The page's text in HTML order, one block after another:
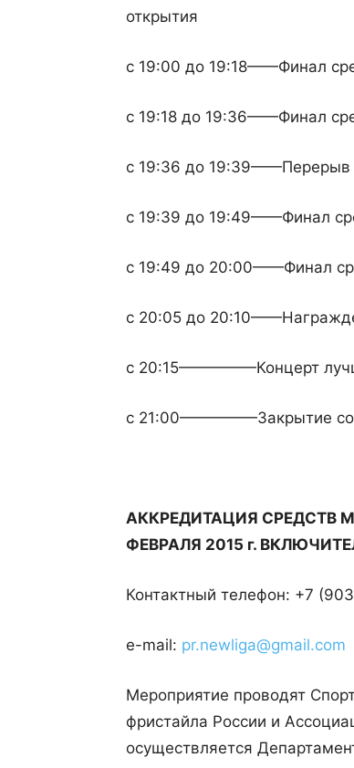
открытия
с 19:00 до 19:18——Финал
с 19:18 до 19:36——Финал
с 19:36 до 19:39——Перерыв
с 19:39 до 19:49——Финал
с 19:49 до 20:00——Финал
с 20:05 до
с 20:15—————Концерт
с 21:00—————Закрытие
АККРЕДИТАЦИЯ СРЕДСТВ
ФЕВРАЛЯ 2015 г.
Контактный телефон: +7
e-mail: pr.newliga@gmail.com
Мероприятие проводят
фристайла России и
осуществляется